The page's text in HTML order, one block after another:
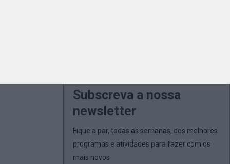
Subscreva a nossa
newsletter
Fique a par, todas as semanas, dos melhores
programas e atividades para fazer com os
mais novos